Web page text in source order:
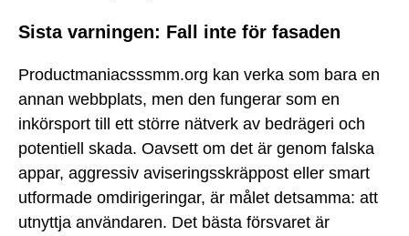
Sista varningen: Fall inte för fasaden
Productmaniacsssmm.org kan verka som bara en
annan webbplats, men den fungerar som en
inkörsport till ett större nätverk av bedrägeri och
potentiell skada. Oavsett om det är genom falska
appar, aggressiv aviseringsskräppost eller smart
utformade omdirigeringar, är målet detsamma: att
utnyttja användaren. Det bästa försvaret är